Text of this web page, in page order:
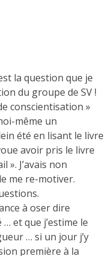
la question que je
du groupe de SV !
conscientisation »
même un
été en lisant le livre
avoir pris le livre
». J’avais non
me re-motiver.
à oser dire
et que j’estime le
… si un jour j’y
première à la